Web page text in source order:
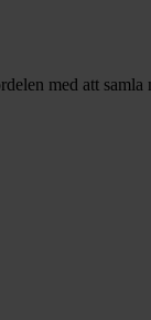
med att samla